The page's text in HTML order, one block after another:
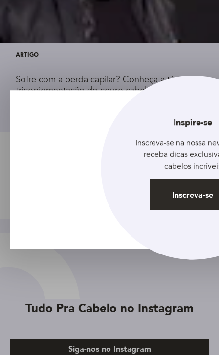
ARTIGO
Sofre com a perda capilar? Conheça a técnica
tricopigmentação do couro cabeludo
Tudo Pra Cabelo no Instagram
Siga-nos no Instagram
Inspire-se
Inscreva-se na nossa
receba dicas
cabelos
Inscreva-se